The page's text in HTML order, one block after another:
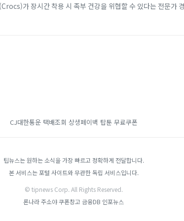
가 장시간 착용 시 족부 건강을 위협할 수 있다는 전문가 경
CJ대한통운 택배조회 상생페이백 탑툰 무료쿠폰
팁뉴스는 원하는 소식을 가장 빠르고 정확하게 전달합니다.
본 서비스는 포털 사이트와 무관한 독립 서비스입니다.
© tipnews Corp. All Rights Reserved.
론나라주소야쿠폰창고 금융DB 인포뉴스